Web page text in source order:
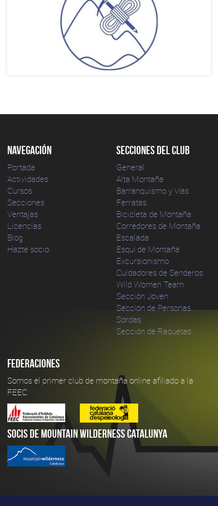
Navegación
Portada
Actividades
Cursos
Secciones
Ventajas
Licencias
Blog
Hazte socio
Secciones del club
General
Alta Montaña
Barranquismo y Vías
Ferratas
Bicicleta de Montaña
Corredores de Montaña
Escalada
Esquí de Montaña
Excursionismo
Cuidadores de Senderos
Wild Women Team
Sección Joven
Sección de Personas
Sordas
Sección de Raquetas
Federaciones
Somos el primer club de montaña online afiliado a la
FEEC.
Socis de Mountain Wilderness Catalunya